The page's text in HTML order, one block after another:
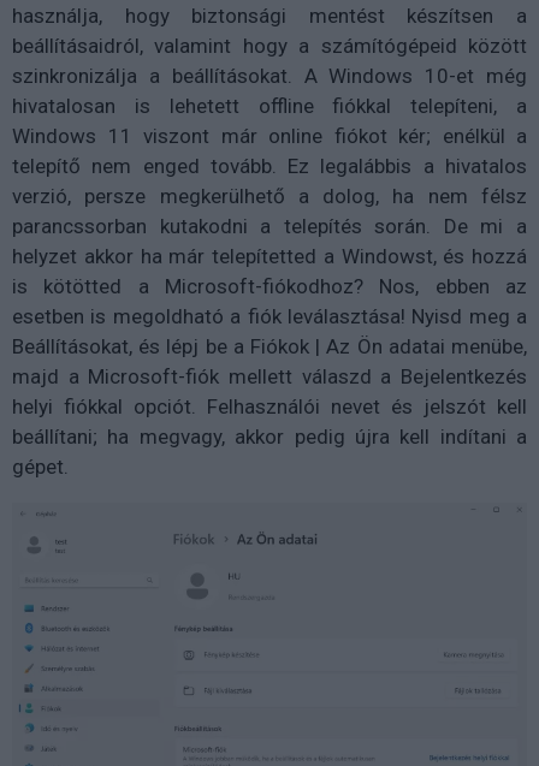
használja, hogy biztonsági mentést készítsen a
beállításaidról, valamint hogy a számítógépeid között
szinkronizálja a beállításokat. A Windows 10-et még
hivatalosan is lehetett offline fiókkal telepíteni, a
Windows 11 viszont már online fiókot kér; enélkül a
telepítő nem enged tovább. Ez legalábbis a hivatalos
verzió, persze megkerülhető a dolog, ha nem félsz
parancssorban kutakodni a telepítés során. De mi a
helyzet akkor ha már telepítetted a Windowst, és hozzá
is kötötted a Microsoft-fiókodhoz? Nos, ebben az
esetben is megoldható a fiók leválasztása! Nyisd meg a
Beállításokat, és lépj be a Fiókok | Az Ön adatai menübe,
majd a Microsoft-fiók mellett válaszd a Bejelentkezés
helyi fiókkal opciót. Felhasználói nevet és jelszót kell
beállítani; ha megvagy, akkor pedig újra kell indítani a
gépet.